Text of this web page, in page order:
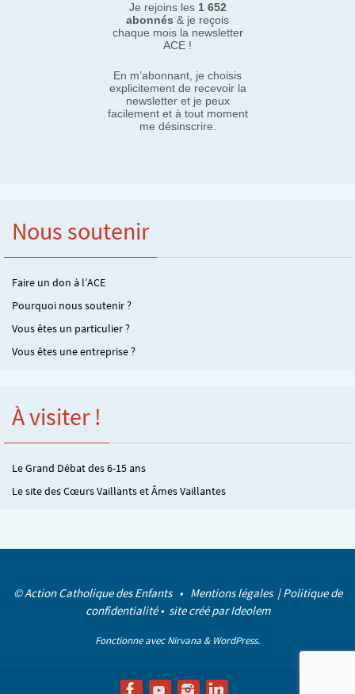
Je rejoins les 1 652
abonnés & je reçois
chaque mois la newsletter
ACE !
En m’abonnant, je choisis
explicitement de recevoir la
newsletter et je peux
facilement et à tout moment
me désinscrire.
Nous soutenir
Faire un don à l’ACE
Pourquoi nous soutenir ?
Vous êtes un particulier ?
Vous êtes une entreprise ?
À visiter !
Le Grand Débat des 6-15 ans
Le site des Cœurs Vaillants et Âmes Vaillantes
© Action Catholique des Enfants • Mentions légales |Politique de
confidentialité• site créé parIdeolem
Fonctionne avecNirvana & WordPress.